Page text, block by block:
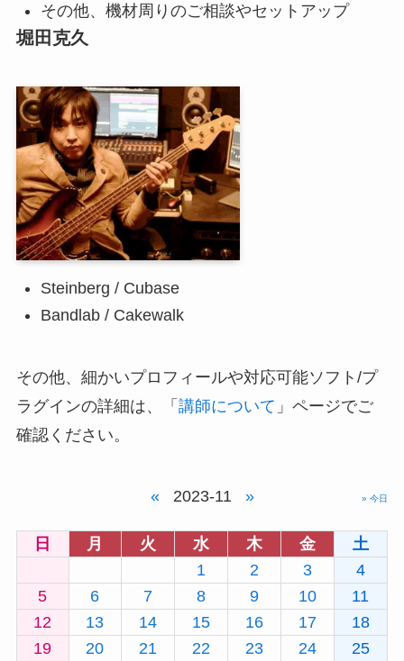
その他、機材周りのご相談やセットアップ
堀田克久
Steinberg / Cubase
Bandlab / Cakewalk
その他、細かいプロフィールや対応可能ソフト/プ
ラグインの詳細は、「 講師について 」ページでご
確認ください。
« 2023-11 » » 今日
日 月 火 水 木 金
土
1
2 3
4
5
6 7 8 9 10
11
12
13 14 15 16 17
18
19
20 21 22 23 24
25